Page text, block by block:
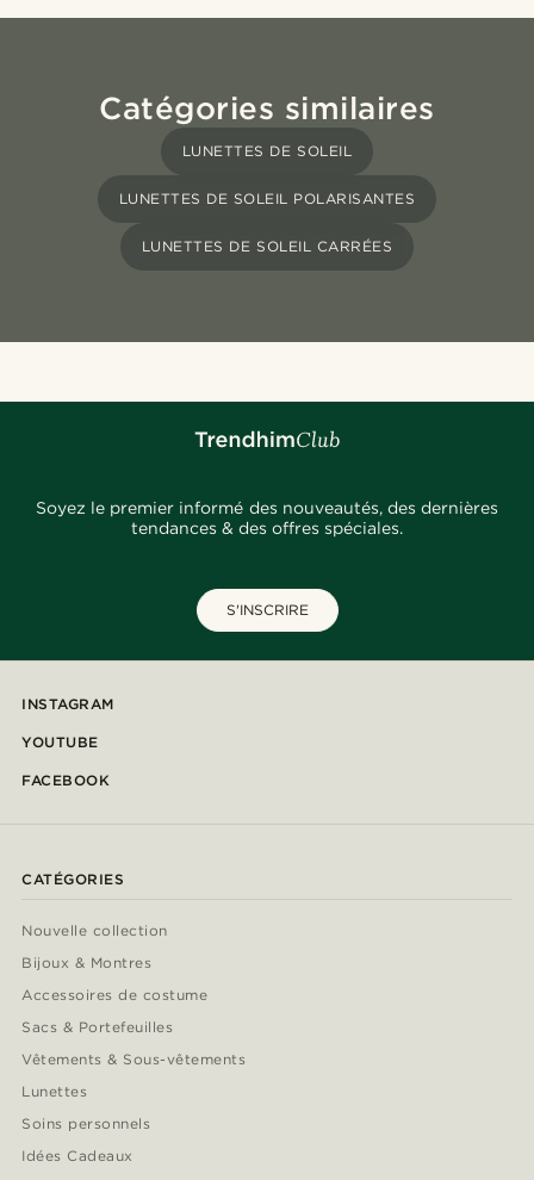
Catégories similaires
LUNETTES DE SOLEIL
LUNETTES DE SOLEIL POLARISANTES
LUNETTES DE SOLEIL CARRÉES
Soyez le premier informé des nouveautés, des dernières
tendances & des offres spéciales.
S'INSCRIRE
INSTAGRAM
YOUTUBE
FACEBOOK
CATÉGORIES
Nouvelle collection
Bijoux & Montres
Accessoires de costume
Sacs & Portefeuilles
Vêtements & Sous-vêtements
Lunettes
Soins personnels
Idées Cadeaux